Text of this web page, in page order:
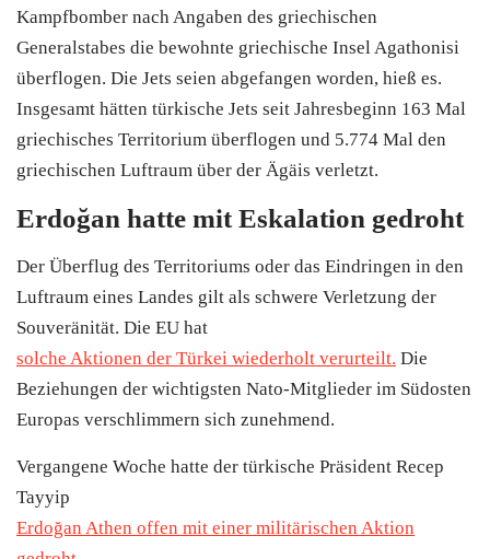
Kampfbomber nach Angaben des griechischen
Generalstabes die bewohnte griechische Insel Agathonisi
überflogen. Die Jets seien abgefangen worden, hieß es.
Insgesamt hätten türkische Jets seit Jahresbeginn 163 Mal
griechisches Territorium überflogen und 5.774 Mal den
griechischen Luftraum über der Ägäis verletzt.
Erdoğan hatte mit Eskalation gedroht
Der Überflug des Territoriums oder das Eindringen in den
Luftraum eines Landes gilt als schwere Verletzung der
Souveränität. Die EU hat
solche Aktionen der Türkei wiederholt verurteilt. Die
Beziehungen der wichtigsten Nato-Mitglieder im Südosten
Europas verschlimmern sich zunehmend.
Vergangene Woche hatte der türkische Präsident Recep
Tayyip
Erdoğan Athen offen mit einer militärischen Aktion